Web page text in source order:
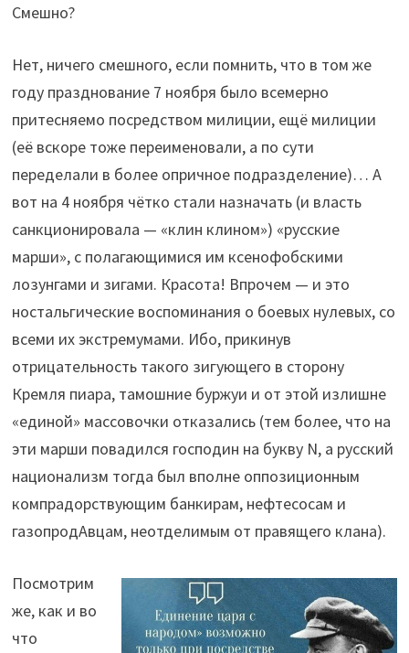
Смешно?
Нет, ничего смешного, если помнить, что в том же
году празднование 7 ноября было всемерно
притесняемо посредством милиции, ещё милиции
(её вскоре тоже переименовали, а по сути
переделали в более опричное подразделение)… А
вот на 4 ноября чётко стали назначать (и власть
санкционировала — «клин клином») «русские
марши», с полагающимися им ксенофобскими
лозунгами и зигами. Красота! Впрочем — и это
ностальгические воспоминания о боевых нулевых, со
всеми их экстремумами. Ибо, прикинув
отрицательность такого зигующего в сторону
Кремля пиара, тамошние буржуи и от этой излишне
«единой» массовочки отказались (тем более, что на
эти марши повадился господин на букву N, а русский
национализм тогда был вполне оппозиционным
компрадорствующим банкирам, нефтесосам и
газопродАвцам, неотделимым от правящего клана).
Посмотрим
же, как и во
что